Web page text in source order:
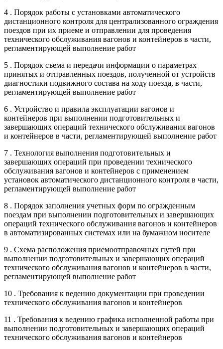
4 . Порядок работы с установками автоматического
дистанционного контроля для централизованного ограждения
поездов при их приеме и отправлении для проведения
технического обслуживания вагонов и контейнеров в части,
регламентирующей выполнение работ
5 . Порядок съема и передачи информации о параметрах
принятых и отправленных поездов, полученной от устройств
диагностики подвижного состава на ходу поезда, в части,
регламентирующей выполнение работ
6 . Устройство и правила эксплуатации вагонов и
контейнеров при выполнении подготовительных и
завершающих операций технического обслуживания вагонов
и контейнеров в части, регламентирующей выполнение работ
7 . Технология выполнения подготовительных и
завершающих операций при проведении технического
обслуживания вагонов и контейнеров с применением
установок автоматического дистанционного контроля в части,
регламентирующей выполнение работ
8 . Порядок заполнения учетных форм по огражденным
поездам при выполнении подготовительных и завершающих
операций технического обслуживания вагонов и контейнеров
в автоматизированных системах или на бумажном носителе
9 . Схема расположения приемоотправочных путей при
выполнении подготовительных и завершающих операций
технического обслуживания вагонов и контейнеров в части,
регламентирующей выполнение работ
10 . Требования к ведению документации при проведении
технического обслуживания вагонов и контейнеров
11 . Требования к ведению графика исполненной работы при
выполнении подготовительных и завершающих операций
технического обслуживания вагонов и контейнеров